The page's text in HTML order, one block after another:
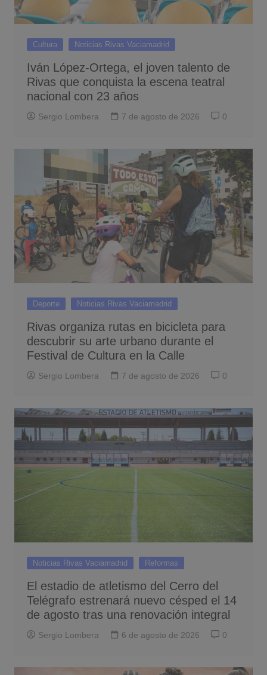
Cultura Noticias Rivas Vaciamadrid
Iván López-Ortega, el joven talento de
Rivas que conquista la escena teatral
nacional con 23 años
Sergio Lombera 7 de agosto de 2026 0
Deporte Noticias Rivas Vaciamadrid
Rivas organiza rutas en bicicleta para
descubrir su arte urbano durante el
Festival de Cultura en la Calle
Sergio Lombera 7 de agosto de 2026 0
Noticias Rivas Vaciamadrid Reformas
El estadio de atletismo del Cerro del
Telégrafo estrenará nuevo césped el 14
de agosto tras una renovación integral
Sergio Lombera 6 de agosto de 2026 0